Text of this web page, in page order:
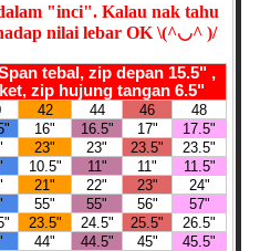
"inci". Kalau nak tahu
nilai lebar OK \(^◡^ )/
tebal, zip depan 15.5" ,
zip hujung tangan 6.5"
42 44 46
48
16" 16.5" 17"
17.5"
23" 23" 23.5"
23.5"
10.5" 11" 11"
11.5"
21" 22" 23"
24"
55" 55" 56"
57"
23.5" 24.5" 25.5"
26.5"
44" 44.5" 45" 45.5"